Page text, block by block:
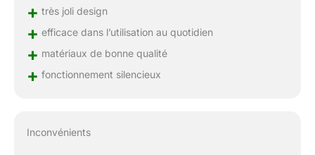
+ très joli design
+ efficace dans l’utilisation au quotidien
+ matériaux de bonne qualité
+ fonctionnement silencieux
Inconvénients